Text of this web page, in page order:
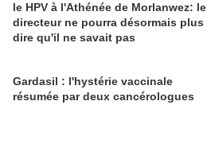
le HPV à l'Athénée de Morlanwez: le
directeur ne pourra désormais plus
dire qu'il ne savait pas
Gardasil : l'hystérie vaccinale
résumée par deux cancérologues